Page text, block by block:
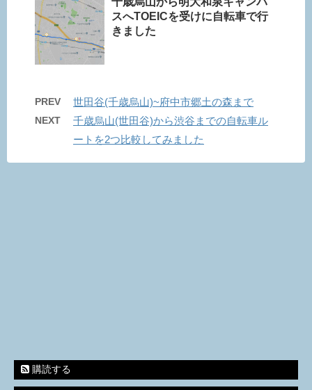
スへTOEICを受けに自転車で行
きました
PREV 世田谷(千歳烏山)~府中市郷土の森まで
NEXT
千歳烏山(世田谷)から渋谷までの自転車ル
ートを2つ比較してみました
購読する